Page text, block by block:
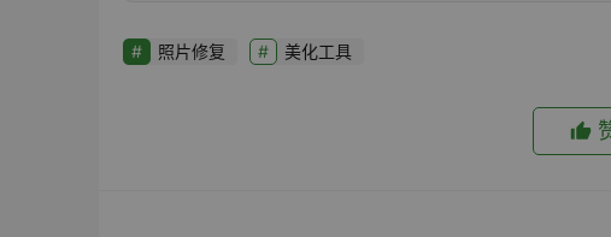
照片修复 美化工具